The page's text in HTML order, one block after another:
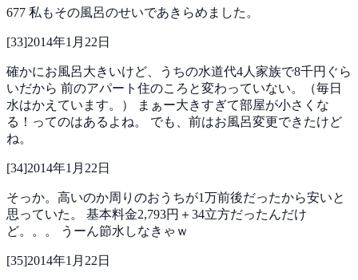
677 私もその風呂のせいであきらめました。
[33]2014年1月22日
確かにお風呂大きいけど、うちの水道代4人家族で8千円ぐら
いだから 前のアパート住のころと変わっていない。（毎日
水はかえています。）
まぁー大きすぎて部屋が小さくな
る！ってのはあるよね。 でも、前はお風呂変更できたけど
ね。
[34]2014年1月22日
そっか。高いのか周りのおうちが1万前後だったから安いと
思っていた。 基本料金2,793円＋34立方だったんだけ
ど。。。
うーん節水しなきゃｗ
[35]2014年1月22日